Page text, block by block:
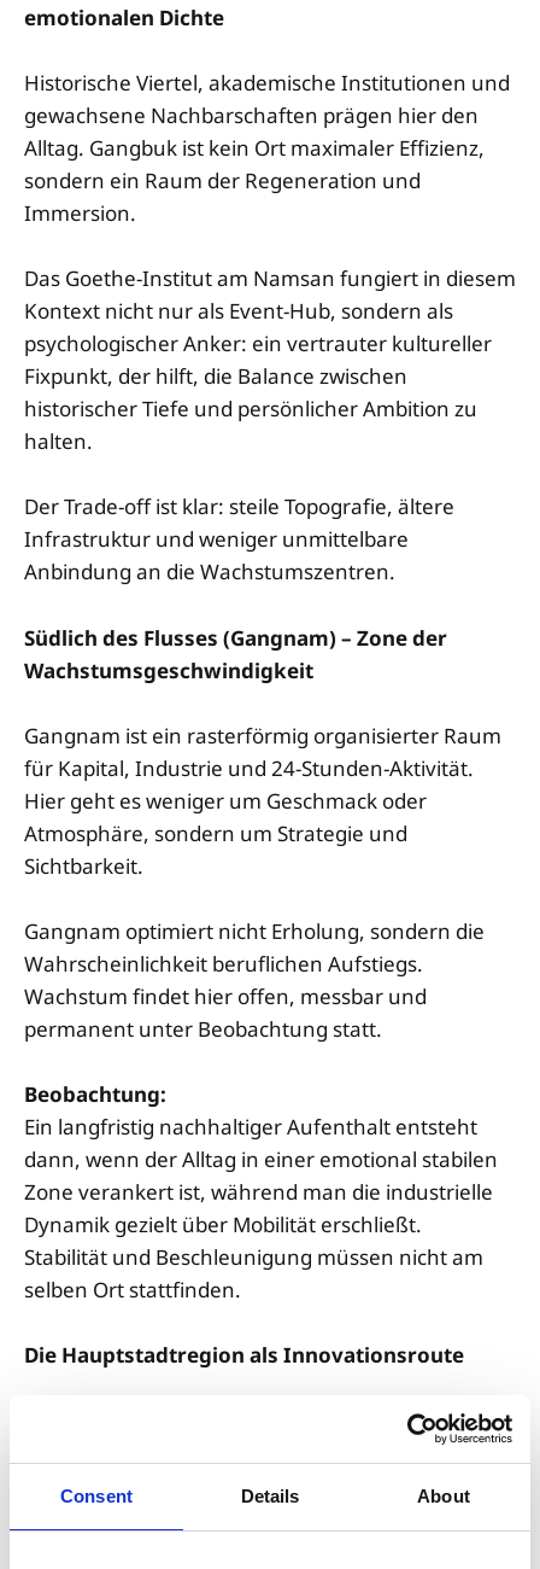
Consent Details About
emotionalen Dichte
Historische Viertel, akademische Institutionen und
gewachsene Nachbarschaften prägen hier den
Alltag. Gangbuk ist kein Ort maximaler Effizienz,
sondern ein Raum der Regeneration und
Immersion.
Das Goethe-Institut am Namsan fungiert in diesem
Kontext nicht nur als Event-Hub, sondern als
psychologischer Anker: ein vertrauter kultureller
Fixpunkt, der hilft, die Balance zwischen
historischer Tiefe und persönlicher Ambition zu
halten.
Der Trade-off ist klar: steile Topografie, ältere
Infrastruktur und weniger unmittelbare
Anbindung an die Wachstumszentren.
Südlich des Flusses (Gangnam) – Zone der
Wachstumsgeschwindigkeit
Gangnam ist ein rasterförmig organisierter Raum
für Kapital, Industrie und 24-Stunden-Aktivität.
Hier geht es weniger um Geschmack oder
Atmosphäre, sondern um Strategie und
Sichtbarkeit.
Gangnam optimiert nicht Erholung, sondern die
Wahrscheinlichkeit beruflichen Aufstiegs.
Wachstum findet hier offen, messbar und
permanent unter Beobachtung statt.
Beobachtung:
Ein langfristig nachhaltiger Aufenthalt entsteht
dann, wenn der Alltag in einer emotional stabilen
Zone verankert ist, während man die industrielle
Dynamik gezielt über Mobilität erschließt.
Stabilität und Beschleunigung müssen nicht am
selben Ort stattfinden.
Die Hauptstadtregion als Innovationsroute
Jenseits der Stadtgrenzen Seouls wird der
eigentliche wirtschaftliche Motor Koreas sichtbar:
die Metropolregion als funktionales Netzwerk.